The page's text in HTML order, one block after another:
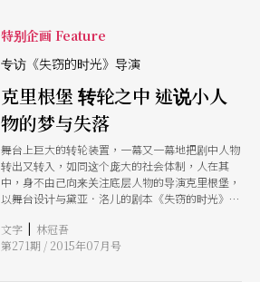
特别企画 Feature
专访《失窃的时光》导演
克里根堡 转轮之中 述说小人
物的梦与失落
舞台上巨大的转轮装置，一幕又一幕地把剧中人物
转出又转入，如同这个庞大的社会体制，人在其
中，身不由己向来关注底层人物的导演克里根堡，
以舞台设计与黛亚．洛儿的剧本《失窃的时光》相
不会肇事，不会上街头示威游行，也不会跟人争
论，他们是规规矩矩的老实人，总是希望一切都很
文字 | 林冠吾
第271期 / 2015年07月号